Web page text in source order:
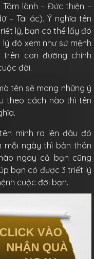
lành – Đức thiện –
– Tài ác). Ý nghĩa tên
lý, bạn có thể lấy đó
đó xem như sứ mệnh
con đường chính
đời.
tên sẽ mang những ý
theo cách nào thì tên
mình ra lên đâu đó
mỗi ngày thì bản thân
ngay cả bạn cũng
bạn có được 3 triết lý
cuộc đời bạn.